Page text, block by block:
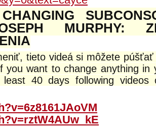
MURPHY:
tieto videá si môžete
want to change anything in
40 days following videos